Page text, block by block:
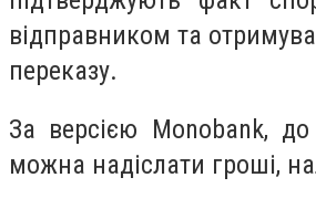
відправником та
переказу.
За версією Monobank,
можна надіслати гроші,